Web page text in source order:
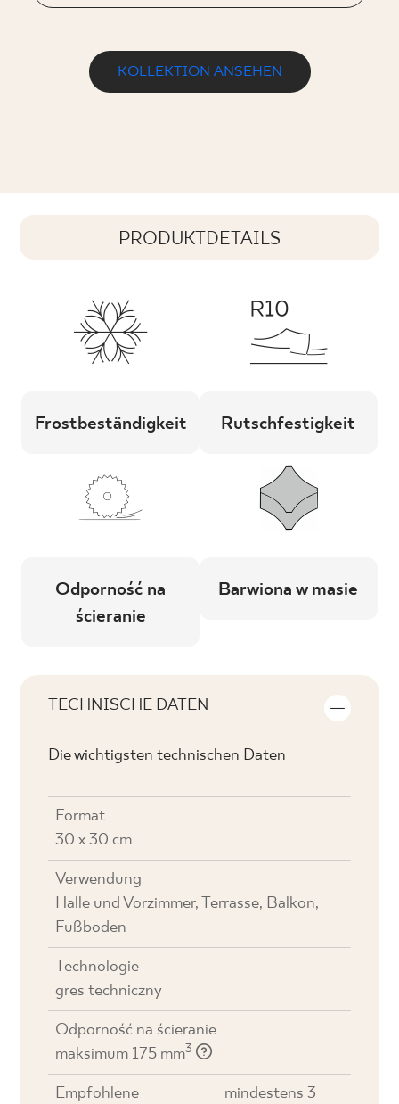
KOLLEKTION ANSEHEN
PRODUKTDETAILS
Frostbeständigkeit Rutschfestigkeit
Odporność na
ścieranie
Barwiona w masie
TECHNISCHE DATEN
Die wichtigsten technischen Daten
Format
30 x 30 cm
Verwendung
Halle und Vorzimmer, Terrasse, Balkon,
Fußboden
Technologie
gres techniczny
Odporność na ścieranie
maksimum 175 mm3
Empfohlene mindestens 3